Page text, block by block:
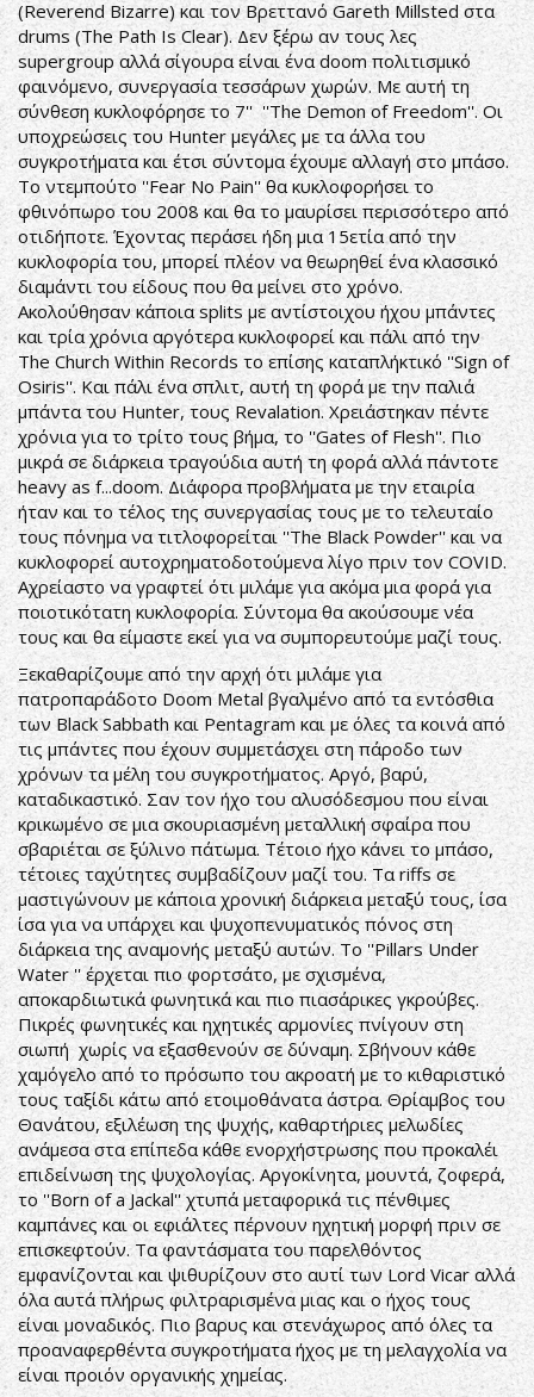
(Reverend Bizarre) και τον Βρεττανό Gareth Millsted στα
drums (The Path Is Clear). Δεν ξέρω αν τους λες
supergroup αλλά σίγουρα είναι ένα doom πολιτισμικό
φαινόμενο, συνεργασία τεσσάρων χωρών. Με αυτή τη
σύνθεση κυκλοφόρησε το 7'' ''The Demon of Freedom''. Οι
υποχρεώσεις του Hunter μεγάλες με τα άλλα του
συγκροτήματα και έτσι σύντομα έχουμε αλλαγή στο μπάσο.
Το ντεμπούτο ''Fear No Pain'' θα κυκλοφορήσει το
φθινόπωρο του 2008 και θα το μαυρίσει περισσότερο από
οτιδήποτε. Έχοντας περάσει ήδη μια 15ετία από την
κυκλοφορία του, μπορεί πλέον να θεωρηθεί ένα κλασσικό
διαμάντι του είδους που θα μείνει στο χρόνο.
Ακολούθησαν κάποια splits με αντίστοιχου ήχου μπάντες
και τρία χρόνια αργότερα κυκλοφορεί και πάλι από την
The Church Within Records το επίσης καταπλήκτικό ''Sign of
Osiris''. Και πάλι ένα σπλιτ, αυτή τη φορά με την παλιά
μπάντα του Hunter, τους Revalation. Χρειάστηκαν πέντε
χρόνια για το τρίτο τους βήμα, το ''Gates of Flesh''. Πιο
μικρά σε διάρκεια τραγούδια αυτή τη φορά αλλά πάντοτε
heavy as f...doom. Διάφορα προβλήματα με την εταιρία
ήταν και το τέλος της συνεργασίας τους με το τελευταίο
τους πόνημα να τιτλοφορείται ''The Black Powder'' και να
κυκλοφορεί αυτοχρηματοδοτούμενα λίγο πριν τον COVID.
Αχρείαστο να γραφτεί ότι μιλάμε για ακόμα μια φορά για
ποιοτικότατη κυκλοφορία. Σύντομα θα ακούσουμε νέα
τους και θα είμαστε εκεί για να συμπορευτούμε μαζί τους.
Ξεκαθαρίζουμε από την αρχή ότι μιλάμε για
πατροπαράδοτο Doom Metal βγαλμένο από τα εντόσθια
των Black Sabbath και Pentagram και με όλες τα κοινά από
τις μπάντες που έχουν συμμετάσχει στη πάροδο των
χρόνων τα μέλη του συγκροτήματος. Αργό, βαρύ,
καταδικαστικό. Σαν τον ήχο του αλυσόδεσμου που είναι
κρικωμένο σε μια σκουριασμένη μεταλλική σφαίρα που
σβαριέται σε ξύλινο πάτωμα. Τέτοιο ήχο κάνει το μπάσο,
τέτοιες ταχύτητες συμβαδίζουν μαζί του. Τα riffs σε
μαστιγώνουν με κάποια χρονική διάρκεια μεταξύ τους, ίσα
ίσα για να υπάρχει και ψυχοπενυματικός πόνος στη
διάρκεια της αναμονής μεταξύ αυτών. Το ''Pillars Under
Water '' έρχεται πιο φορτσάτο, με σχισμένα,
αποκαρδιωτικά φωνητικά και πιο πιασάρικες γκρούβες.
Πικρές φωνητικές και ηχητικές αρμονίες πνίγουν στη
σιωπή χωρίς να εξασθενούν σε δύναμη. Σβήνουν κάθε
χαμόγελο από το πρόσωπο του ακροατή με το κιθαριστικό
τους ταξίδι κάτω από ετοιμοθάνατα άστρα. Θρίαμβος του
Θανάτου, εξιλέωση της ψυχής, καθαρτήριες μελωδίες
ανάμεσα στα επίπεδα κάθε ενορχήστρωσης που προκαλέι
επιδείνωση της ψυχολογίας. Αργοκίνητα, μουντά, ζοφερά,
το ''Born of a Jackal'' χτυπά μεταφορικά τις πένθιμες
καμπάνες και οι εφιάλτες πέρνουν ηχητική μορφή πριν σε
επισκεφτούν. Τα φαντάσματα του παρελθόντος
εμφανίζονται και ψιθυρίζουν στο αυτί των Lord Vicar αλλά
όλα αυτά πλήρως φιλτραρισμένα μιας και ο ήχος τους
είναι μοναδικός. Πιο βαρυς και στενάχωρος από όλες τα
προαναφερθέντα συγκροτήματα ήχος με τη μελαγχολία να
είναι προιόν οργανικής χημείας.